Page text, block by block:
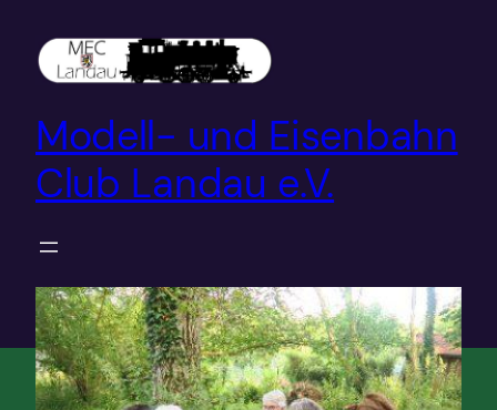
Inhalt
springen
Modell- und Eisenbahn
Club Landau e.V.